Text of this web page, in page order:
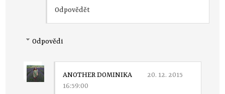
Odpovědět
Odpovědi
ANOTHER DOMINIKA
20. 12. 2015
16:59:00